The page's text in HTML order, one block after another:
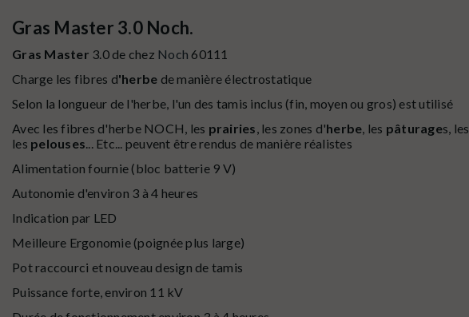
Gras Master 3.0 Noch.
Gras Master 3.0 de chez Noch 60111
Charge les fibres d'herbe de manière électrostatique
Selon la longueur de l'herbe, l'un des tamis inclus (fin, moyen ou gros) est utilisé
Avec les fibres d'herbe NOCH, les prairies , les zones d'herbe , les pâturages, les
les pelouses ... Etc... peuvent être rendus de manière réalistes
Alimentation fournie (bloc batterie 9 V)
Autonomie d'environ 3 à 4 heures
Indication par LED
Meilleure Ergonomie (poignée plus large)
Pot raccourci et nouveau design de tamis
Puissance forte, environ 11 kV